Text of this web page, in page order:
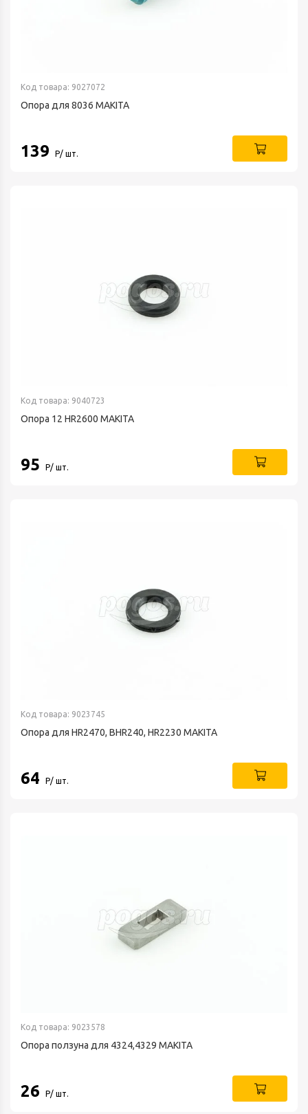
Код товара: 9027072
Опора для 8036 MAKITA
139 Р/ шт.
Код товара: 9040723
Опора 12 HR2600 MAKITA
95 Р/ шт.
Код товара: 9023745
Опора для HR2470, BHR240, HR2230 MAKITA
64 Р/ шт.
Код товара: 9023578
Опора ползуна для 4324,4329 MAKITA
26 Р/ шт.